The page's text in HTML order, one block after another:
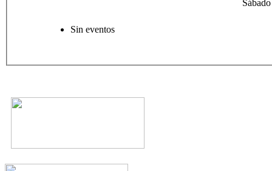
Sin eventos